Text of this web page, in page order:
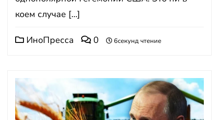
коем случае […]
ИноПресса 0 6секунд чтение